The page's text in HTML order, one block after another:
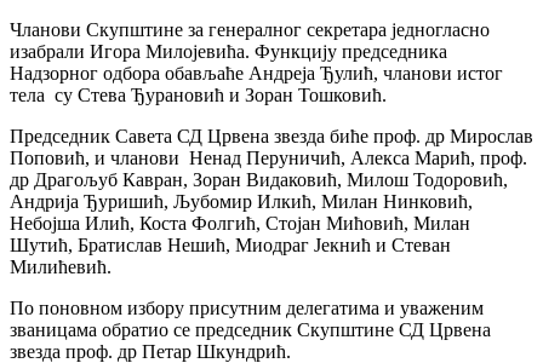
Чланови Скупштине за генералног секретара једногласно
изабрали Игора Милојевића. Функцију председника
Надзорног одбора обављаће Андреја Ђулић, чланови истог
тела су Стева Ђурановић и Зоран Тошковић.
Председник Савета СД Црвена звезда биће проф. др Мирослав
Поповић, и чланови Ненад Перуничић, Алекса Марић, проф.
др Драгољуб Кавран, Зоран Видаковић, Милош Тодоровић,
Андрија Ђуришић, Љубомир Илкић, Милан Нинковић,
Небојша Илић, Коста Фолгић, Стојан Мићовић, Милан
Шутић, Братислав Нешић, Миодраг Јекнић и Стеван
Милићевић.
По поновном избору присутним делегатима и уваженим
званицама обратио се председник Скупштине СД Црвена
звезда проф. др Петар Шкундрић.